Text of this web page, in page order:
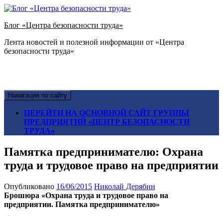
Блог «Центра безопасности труда»
Лента новостей и полезной информации от «Центра
безопасности труда»
Навигация по сайту
ПЕРЕЙТИ НА ОСНОВНОЙ САЙТ ГРУППЫ
ПРЕДПРИЯТИЙ «ЦЕНТР БЕЗОПАСНОСТИ
ТРУДА»
Памятка предпринимателю: Охрана
труда и трудовое право на предприятии
Опубликовано 16/06/2015 Николай Дерябин
Брошюра «Охрана труда и трудовое право на
предприятии. Памятка предпринимателю»